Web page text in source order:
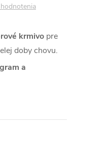
krmivo pre
doby chovu.
a